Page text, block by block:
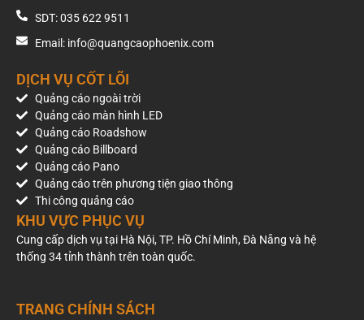
SDT: 035 622 9511
Email: info@quangcaophoenix.com
DỊCH VỤ CỐT LÕI
Quảng cáo ngoài trời
Quảng cáo màn hình LED
Quảng cáo Roadshow
Quảng cáo Billboard
Quảng cáo Pano
Quảng cáo trên phương tiện giao thông
Thi công quảng cáo
KHU VỰC PHỤC VỤ
Cung cấp dịch vụ tại Hà Nội, TP. Hồ Chí Minh, Đà Nẵng và hệ
thống 34 tỉnh thành trên toàn quốc.
TRANG CHÍNH SÁCH